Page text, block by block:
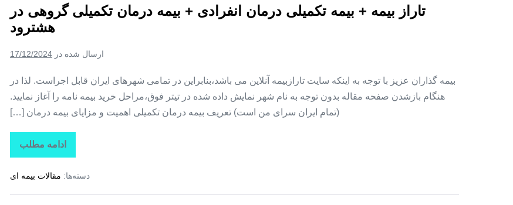
+
بیمه
درمان
تکمیلی
در
تاراز بیمه + بیمه تکمیلی درمان انفرادی + بیمه درمان تکمیلی گروهی در
هشترود
ارسال شده در 17/12/2024
بیمه گذاران عزیز با توجه به اینکه سایت تارازبیمه آنلاین می باشد،بنابراین در تمامی شهرهای ایران قابل اجراست. لذا در
هنگام بازشدن صفحه مقاله بدون توجه به نام شهر نمایش داده شده در تیتر فوق،مراحل خرید بیمه نامه را آغاز نمایید.
(تمام ایران سرای من است) تعریف بیمه درمان تکمیلی اهمیت و مزایای بیمه درمان […]
ادامه مطلب
تاراز
بیمه
بیمه
درمان
دسته‌ها: مقالات بیمه ای